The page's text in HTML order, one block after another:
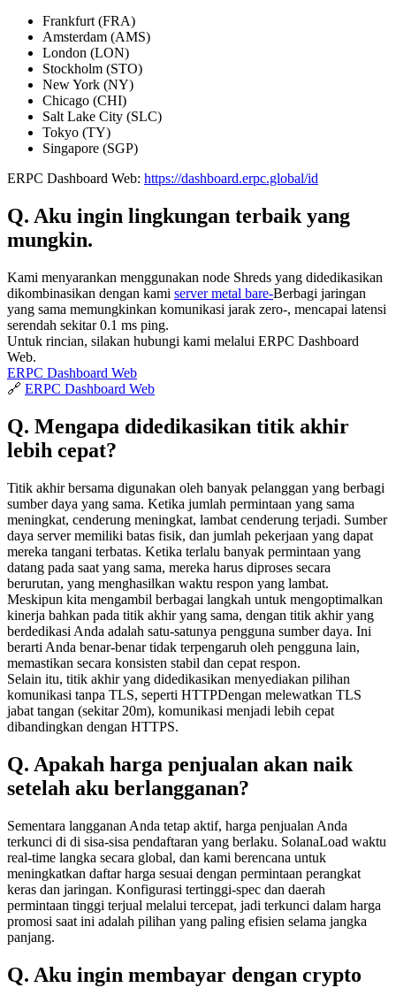
Frankfurt (FRA)
Amsterdam (AMS)
London (LON)
Stockholm (STO)
New York (NY)
Chicago (CHI)
Salt Lake City (SLC)
Tokyo (TY)
Singapore (SGP)
ERPC Dashboard Web: https://dashboard.erpc.global/id
Q. Aku ingin lingkungan terbaik yang
mungkin.
Kami menyarankan menggunakan node Shreds yang didedikasikan
dikombinasikan dengan kami server metal bare-Berbagi jaringan
yang sama memungkinkan komunikasi jarak zero-, mencapai latensi
serendah sekitar 0.1 ms ping.
Untuk rincian, silakan hubungi kami melalui ERPC Dashboard
Web.
ERPC Dashboard Web
🔗 ERPC Dashboard Web
Q. Mengapa didedikasikan titik akhir
lebih cepat?
Titik akhir bersama digunakan oleh banyak pelanggan yang berbagi
sumber daya yang sama. Ketika jumlah permintaan yang sama
meningkat, cenderung meningkat, lambat cenderung terjadi. Sumber
daya server memiliki batas fisik, dan jumlah pekerjaan yang dapat
mereka tangani terbatas. Ketika terlalu banyak permintaan yang
datang pada saat yang sama, mereka harus diproses secara
berurutan, yang menghasilkan waktu respon yang lambat.
Meskipun kita mengambil berbagai langkah untuk mengoptimalkan
kinerja bahkan pada titik akhir yang sama, dengan titik akhir yang
berdedikasi Anda adalah satu-satunya pengguna sumber daya. Ini
berarti Anda benar-benar tidak terpengaruh oleh pengguna lain,
memastikan secara konsisten stabil dan cepat respon.
Selain itu, titik akhir yang didedikasikan menyediakan pilihan
komunikasi tanpa TLS, seperti HTTPDengan melewatkan TLS
jabat tangan (sekitar 20m), komunikasi menjadi lebih cepat
dibandingkan dengan HTTPS.
Q. Apakah harga penjualan akan naik
setelah aku berlangganan?
Sementara langganan Anda tetap aktif, harga penjualan Anda
terkunci di di sisa-sisa pendaftaran yang berlaku. SolanaLoad waktu
real-time langka secara global, dan kami berencana untuk
meningkatkan daftar harga sesuai dengan permintaan perangkat
keras dan jaringan. Konfigurasi tertinggi-spec dan daerah
permintaan tinggi terjual melalui tercepat, jadi terkunci dalam harga
promosi saat ini adalah pilihan yang paling efisien selama jangka
panjang.
Q. Aku ingin membayar dengan crypto